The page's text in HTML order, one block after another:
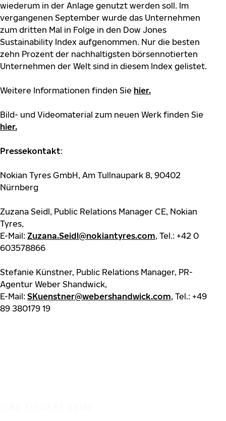
wiederum in der Anlage genutzt werden soll. Im
vergangenen September wurde das Unternehmen
zum dritten Mal in Folge in den Dow Jones
Sustainability Index aufgenommen. Nur die besten
zehn Prozent der nachhaltigsten börsennotierten
Unternehmen der Welt sind in diesem Index gelistet.
Weitere Informationen finden Sie hier.
Bild- und Videomaterial zum neuen Werk finden Sie
hier.
Pressekontakt:
Nokian Tyres GmbH, Am Tullnaupark 8, 90402
Nürnberg
Zuzana Seidl, Public Relations Manager CE, Nokian
Tyres,
E-Mail: Zuzana.Seidl@nokiantyres.com, Tel.: +42 0
603578866
Stefanie Künstner, Public Relations Manager, PR-
Agentur Weber Shandwick,
E-Mail: SKuenstner@webershandwick.com, Tel.: +49
89 380179 19